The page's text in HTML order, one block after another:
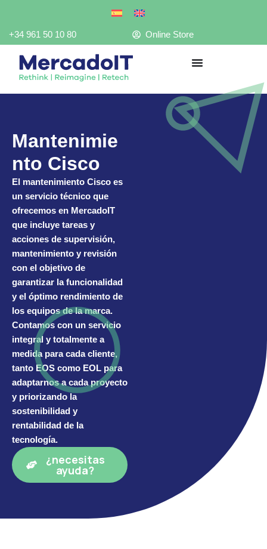
contenido
+34 961 50 10 80 Online Store
Mantenimie
nto Cisco
El mantenimiento Cisco es
un servicio técnico que
ofrecemos en MercadoIT
que incluye tareas y
acciones de supervisión,
mantenimiento y revisión
con el objetivo de
garantizar la funcionalidad
y el óptimo rendimiento de
los equipos de la marca.
Contamos con un servicio
integral y totalmente a
medida para cada cliente,
tanto EOS como EOL para
adaptarnos a cada proyecto
y priorizando la
sostenibilidad y
rentabilidad de la
tecnología.
¿necesitas
ayuda?